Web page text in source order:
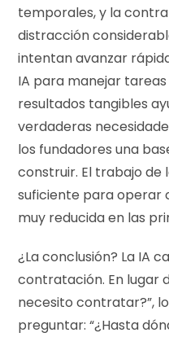
temporales, y la
distracción
intentan avanzar
IA para manejar
resultados tangibles
verdaderas
los fundadores una
construir. El trabajo de
suficiente para operar
muy reducida en las
¿La conclusión? La IA
contratación. En lugar
necesito contratar?”,
preguntar: “¿Hasta